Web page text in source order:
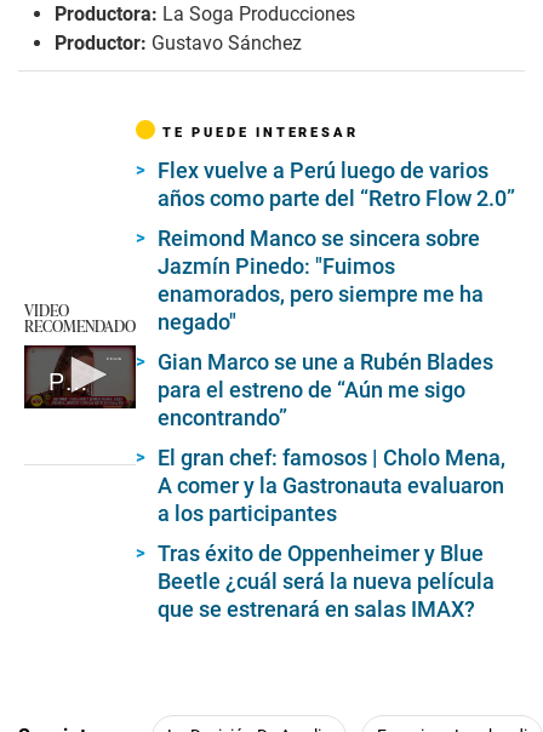
Productora: La Soga Producciones
Productor: Gustavo Sánchez
VIDEO
RECOMENDADO
Paula Arias juega al misterio con Eduardo Rabanal
TE PUEDE INTERESAR
Flex vuelve a Perú luego de varios
años como parte del “Retro Flow 2.0”
Reimond Manco se sincera sobre
Jazmín Pinedo: "Fuimos
enamorados, pero siempre me ha
negado"
Gian Marco se une a Rubén Blades
para el estreno de “Aún me sigo
encontrando”
El gran chef: famosos | Cholo Mena,
A comer y la Gastronauta evaluaron
a los participantes
Tras éxito de Oppenheimer y Blue
Beetle ¿cuál será la nueva película
que se estrenará en salas IMAX?